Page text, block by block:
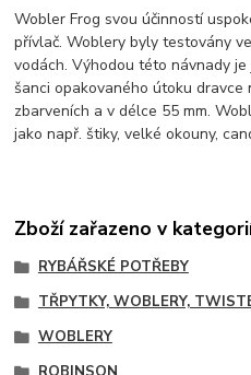
Wobler Frog svou účinností
přívlač. Woblery byly testovány
vodách. Výhodou této návnady
šanci opakovaného útoku
zbarveních a v délce 55 mm.
jako např. štiky, velké okouny,
Zboží zařazeno v
RYBÁŘSKÉ POTŘEBY
TŘPYTKY, WOBLERY,
WOBLERY